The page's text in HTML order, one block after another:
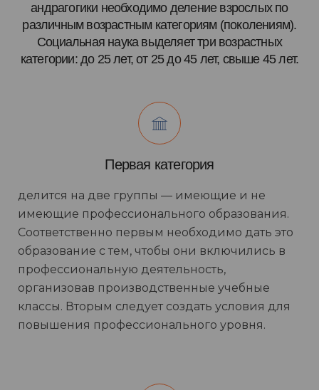
андрагогики необходимо деление взрослых по
различным возрастным категориям (поколениям).
Социальная наука выделяет три возрастных
категории: до 25 лет, от 25 до 45 лет, свыше 45 лет.
Первая категория
делится на две группы — имеющие и не
имеющие профессионального образования.
Соответственно первым необходимо дать это
образование с тем, чтобы они включились в
профессиональную деятельность,
организовав производственные учебные
классы. Вторым следует создать условия для
повышения профессионального уровня.